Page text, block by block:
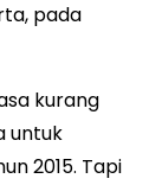
pada
kurang
untuk
2015. Tapi